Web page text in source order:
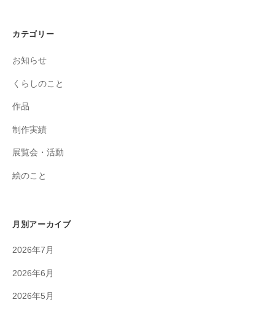
カテゴリー
お知らせ
くらしのこと
作品
制作実績
展覧会・活動
絵のこと
月別アーカイブ
2026年7月
2026年6月
2026年5月